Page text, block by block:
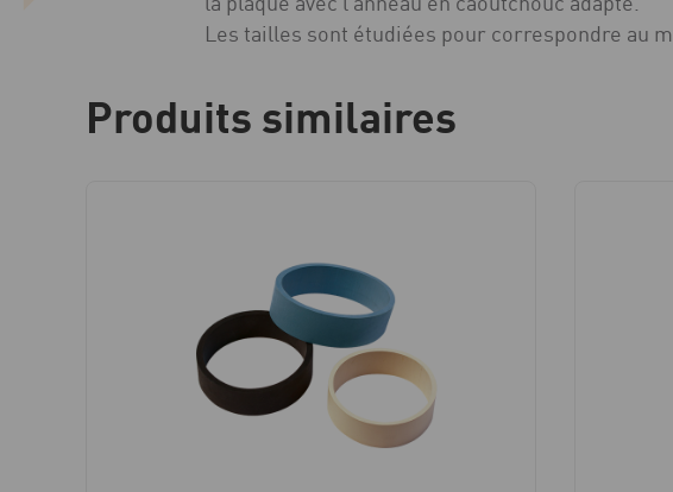
Les tailles sont étudiées pour correspondre au
Produits similaires